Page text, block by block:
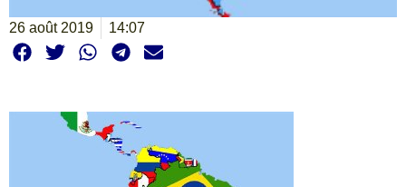
26 août 2019 14:07